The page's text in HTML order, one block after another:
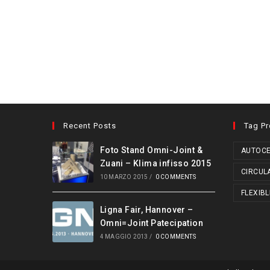
Recent Posts
Foto Stand Omni-Joint &
Zuani – Klima infisso 2015
10 MARZO 2015 / 0 COMMENTS
Ligna Fair, Hannover –
Omni=Joint Patecipation
4 MAGGIO 2013 / 0 COMMENTS
Tag